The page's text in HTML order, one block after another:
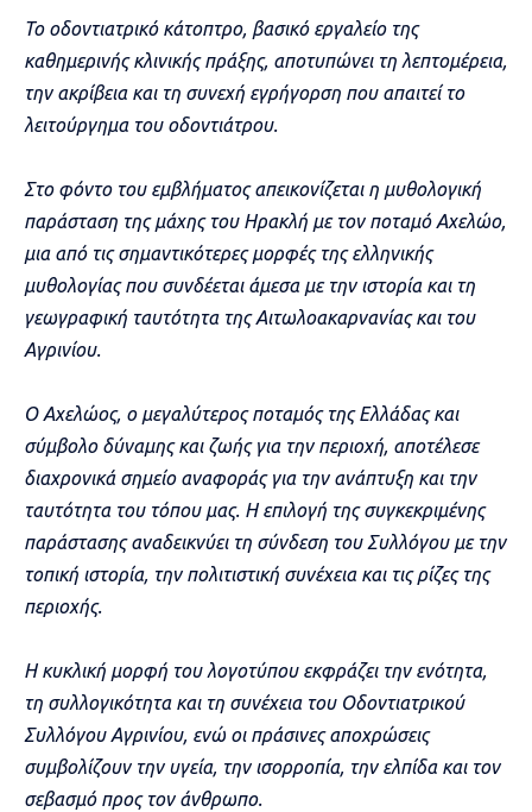
Το οδοντιατρικό κάτοπτρο, βασικό εργαλείο της
καθημερινής κλινικής πράξης, αποτυπώνει τη λεπτομέρεια,
την ακρίβεια και τη συνεχή εγρήγορση που απαιτεί το
λειτούργημα του οδοντιάτρου.
Στο φόντο του εμβλήματος απεικονίζεται η μυθολογική
παράσταση της μάχης του Ηρακλή με τον ποταμό Αχελώο,
μια από τις σημαντικότερες μορφές της ελληνικής
μυθολογίας που συνδέεται άμεσα με την ιστορία και τη
γεωγραφική ταυτότητα της Αιτωλοακαρνανίας και του
Αγρινίου.
Ο Αχελώος, ο μεγαλύτερος ποταμός της Ελλάδας και
σύμβολο δύναμης και ζωής για την περιοχή, αποτέλεσε
διαχρονικά σημείο αναφοράς για την ανάπτυξη και την
ταυτότητα του τόπου μας. Η επιλογή της συγκεκριμένης
παράστασης αναδεικνύει τη σύνδεση του Συλλόγου με την
τοπική ιστορία, την πολιτιστική συνέχεια και τις ρίζες της
περιοχής.
Η κυκλική μορφή του λογοτύπου εκφράζει την ενότητα,
τη συλλογικότητα και τη συνέχεια του Οδοντιατρικού
Συλλόγου Αγρινίου, ενώ οι πράσινες αποχρώσεις
συμβολίζουν την υγεία, την ισορροπία, την ελπίδα και τον
σεβασμό προς τον άνθρωπο.